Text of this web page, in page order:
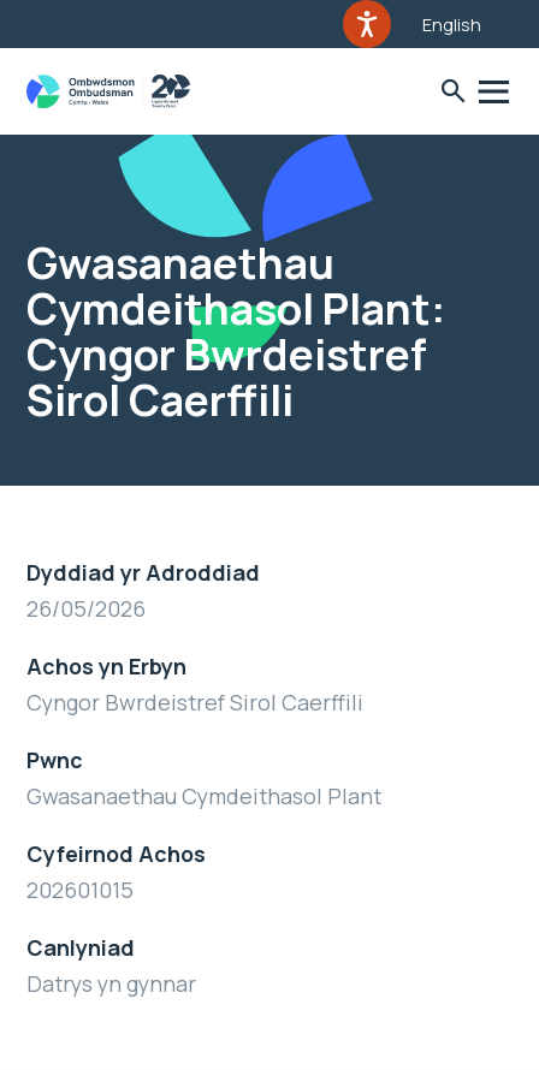
English
Gwasanaethau
Cymdeithasol Plant:
Cyngor Bwrdeistref
Sirol Caerffili
Dyddiad yr Adroddiad
26/05/2026
Achos yn Erbyn
Cyngor Bwrdeistref Sirol Caerffili
Pwnc
Gwasanaethau Cymdeithasol Plant
Cyfeirnod Achos
202601015
Canlyniad
Datrys yn gynnar